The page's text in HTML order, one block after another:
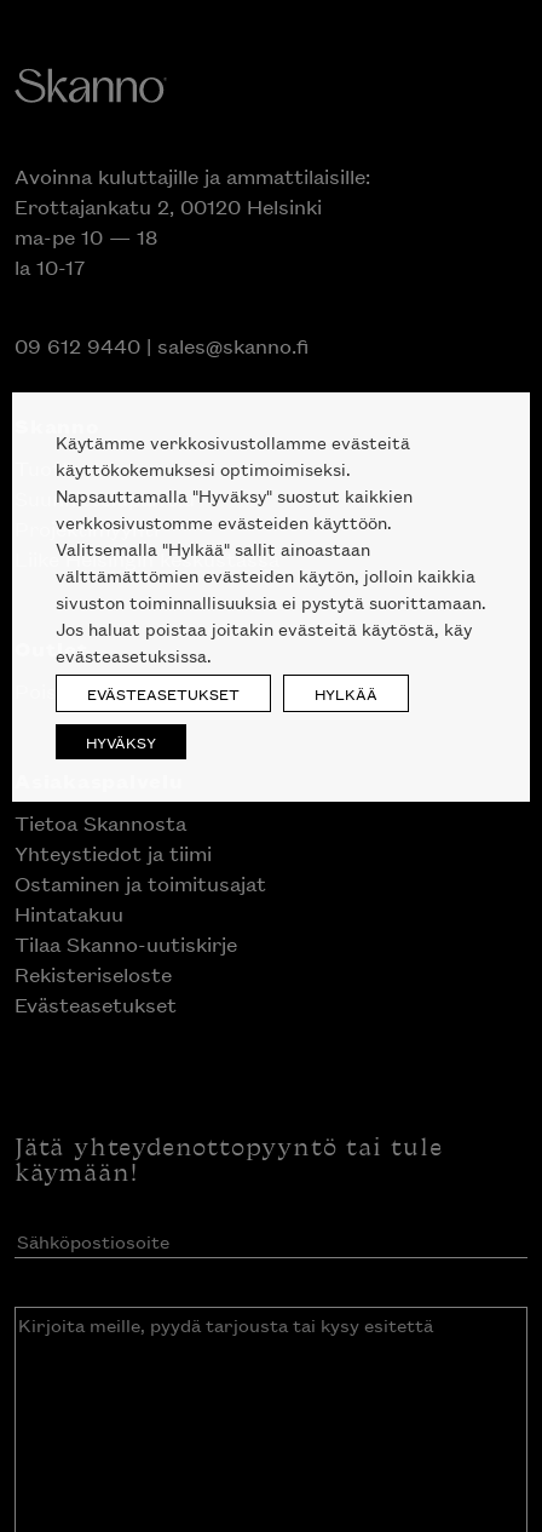
Avoinna kuluttajille ja ammattilaisille:
Erottajankatu 2, 00120 Helsinki
ma-pe 10 — 18
la 10-17
09 612 9440 | sales@skanno.fi
Tuotteet
Suunnittelupalvelu
Projektimyynti
Liike Helsingin keskustassa
Outlet
Poistuvat mallikappaleet
Tietoa Skannosta
Yhteystiedot ja tiimi
Ostaminen ja toimitusajat
Hintatakuu
Tilaa Skanno-uutiskirje
Rekisteriseloste
Evästeasetukset
Jätä yhteydenottopyyntö tai tule
käymään!
Sähköpostiosoite(Pakollinen)
Kirjoita
Käytämme verkkosivustollamme evästeitä
käyttökokemuksesi optimoimiseksi.
Napsauttamalla "Hyväksy" suostut kaikkien
verkkosivustomme evästeiden käyttöön.
Valitsemalla "Hylkää" sallit ainoastaan
välttämättömien evästeiden käytön, jolloin kaikkia
sivuston toiminnallisuuksia ei pystytä suorittamaan.
Jos haluat poistaa joitakin evästeitä käytöstä, käy
evästeasetuksissa.
EVÄSTEASETUKSET HYLKÄÄ
HYVÄKSY